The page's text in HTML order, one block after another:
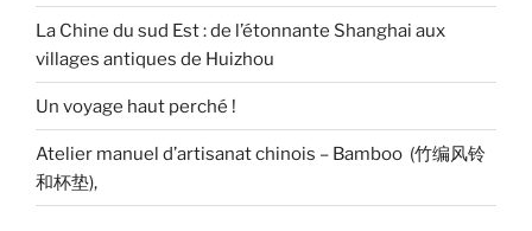
La Chine du sud Est : de l’étonnante Shanghai aux
villages antiques de Huizhou
Un voyage haut perché !
Atelier manuel d’artisanat chinois – Bamboo (竹编风铃
和杯垫),